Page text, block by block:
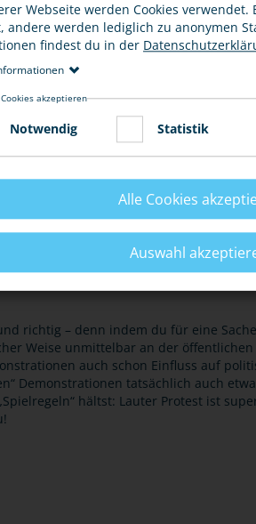
SACHEN
richtig – denn indem du für eine
Weise unmittelbar an der öffentlichen
auch schon Einfluss auf
Demonstrationen tatsächlich auch
hältst: Lauter Protest ist
Webseite werden Cookies
andere werden lediglich zu anonymen
findest du in der
akzeptieren
Notwendig Statistik
Alle Cookies
Auswahl